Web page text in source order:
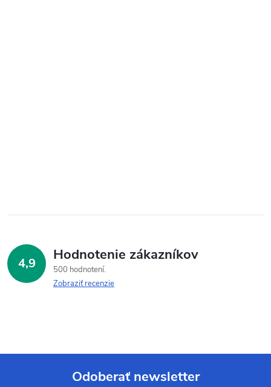
4,9 Hodnotenie zákazníkov
500 hodnotení
Zobraziť recenzie
Odoberať newsletter